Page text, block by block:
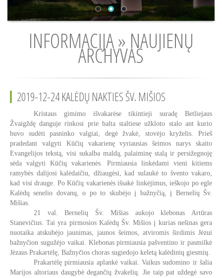
INFORMACIJA » NAUJIENŲ
ARCHYVAS
2019-12-24 KALĖDŲ NAKTIES ŠV. MIŠIOS
Kristaus gimimo išvakarėse tikintieji suradę Betliejaus
Žvaigždę danguje rinkosi prie balta staltiese užkloto stalo ant kurio
buvo sudėti pasninko valgiai, degė žvakė, stovėjo kryželis. Prieš
pradedant valgyti Kūčių vakarienę vyriausias šeimos narys skaito
Evangelijos tekstą, visi sukalba maldą, palaiminę stalą ir persižegnoję
sėda valgyti Kūčių vakarienės. Pirmiausia linkėdami vieni kitiems
ramybės dalijosi kalėdaičiu, džiaugėsi, kad sulaukė to švento vakaro,
kad visi drauge. Po Kūčių vakarienės išsakė linkėjimus, ieškojo po egle
Kalėdų senelio dovanų, o po to skubėjo į bažnyčią, į Bernelių Šv.
Mišias.
21 val. Bernelių Šv. Mišias aukojo klebonas Artūras
Stanevičius. Tai yra pirmosios Kalėdų Šv. Mišios į kurias nešinas gera
nuotaika atskubėjo jaunimas, jaunos šeimos, atviromis širdimis Jėzui
bažnyčion sugužėjo vaikai. Klebonas pirmiausia pašventino ir pasmilkė
Jėzaus Prakartėlę, Bažnyčios choras sugiedojo keletą kalėdinių giesmių.
Prakartėlę pirmiausia aplankė vaikai. Vaikus sudomino ir šalia
Marijos altoriaus daugybė degančių žvakelių. Jie taip pat uždegė savo